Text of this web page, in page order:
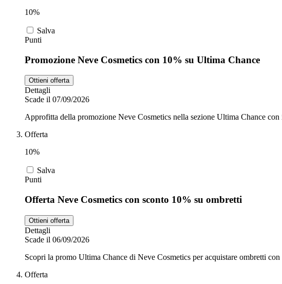
10%
Salva
Punti
Promozione Neve Cosmetics con 10% su Ultima Chance
Ottieni offerta
Dettagli
Scade il 07/09/2026
Approfitta della promozione Neve Cosmetics nella sezione Ultima Chance
Offerta
10%
Salva
Punti
Offerta Neve Cosmetics con sconto 10% su ombretti
Ottieni offerta
Dettagli
Scade il 06/09/2026
Scopri la promo Ultima Chance di Neve Cosmetics per acquistare ombretti
Offerta